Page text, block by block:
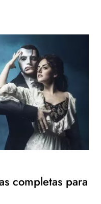
completas para